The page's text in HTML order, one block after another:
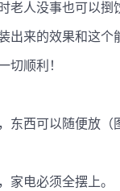
老人没事也可以
出来的效果和这
切顺利！
东西可以随便放（
家电必须全摆上。